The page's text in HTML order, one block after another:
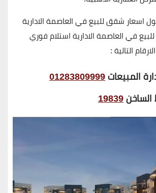
اسعار شقق للبيع في العاصمة الادارية
في العاصمة الادارية استلام فوري
التالية :
المبيعات01283809999
الساخن19839